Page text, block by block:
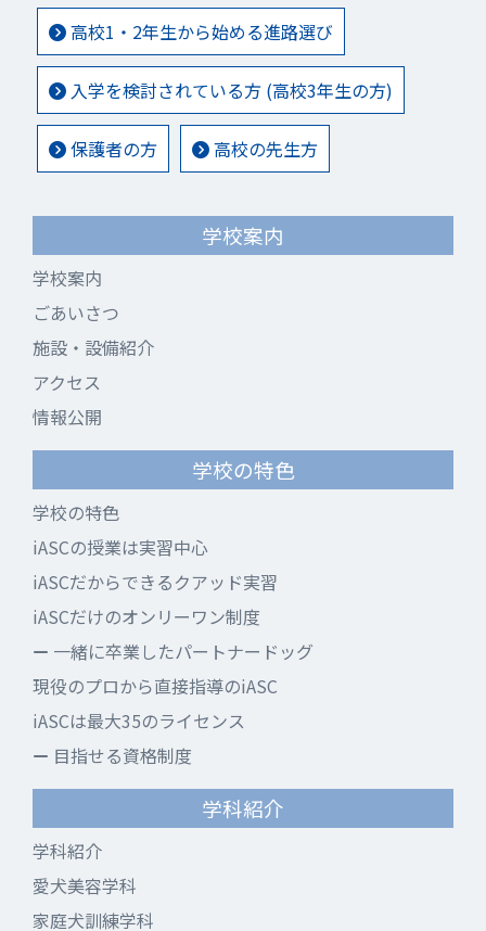
高校1・2年生から始める進路選び
入学を検討されている方 (高校3年生の方)
保護者の方 高校の先生方
学校案内
学校案内
ごあいさつ
施設・設備紹介
アクセス
情報公開
学校の特色
学校の特色
iASCの授業は実習中心
iASCだからできるクアッド実習
iASCだけのオンリーワン制度
一緒に卒業したパートナードッグ
現役のプロから直接指導のiASC
iASCは最大35のライセンス
目指せる資格制度
学科紹介
学科紹介
愛犬美容学科
家庭犬訓練学科